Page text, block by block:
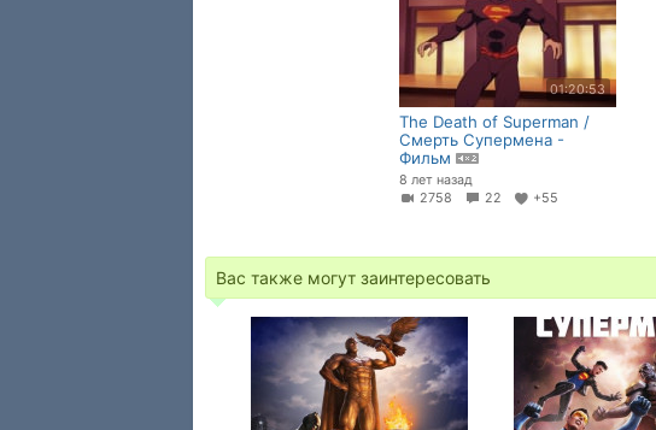
01:20:53
The Death of Superman /
Смерть Супермена -
Фильм
8 лет назад
2758
22 +55
Вас также могут заинтересовать